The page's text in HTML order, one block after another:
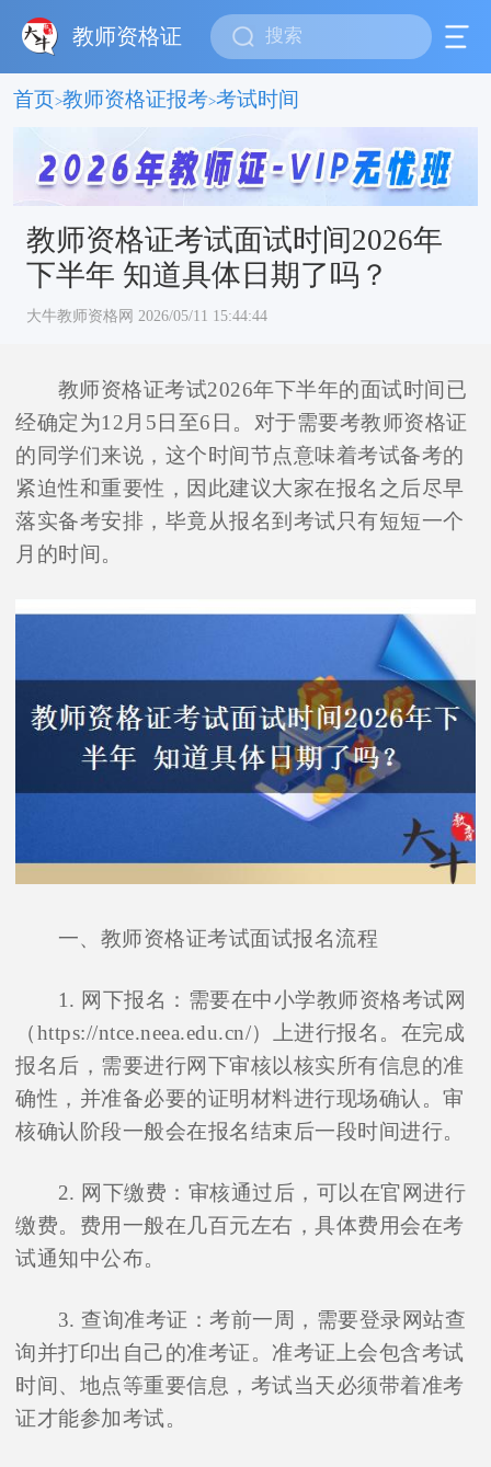
教师资格证
首页>教师资格证报考>考试时间
教师资格证考试面试时间2026年
下半年 知道具体日期了吗？
大牛教师资格网 2026/05/11 15:44:44
教师资格证考试2026年下半年的面试时间已
经确定为12月5日至6日。对于需要考教师资格证
的同学们来说，这个时间节点意味着考试备考的
紧迫性和重要性，因此建议大家在报名之后尽早
落实备考安排，毕竟从报名到考试只有短短一个
月的时间。
一、教师资格证考试面试报名流程
1. 网下报名：需要在中小学教师资格考试网
（https://ntce.neea.edu.cn/）上进行报名。在完成
报名后，需要进行网下审核以核实所有信息的准
确性，并准备必要的证明材料进行现场确认。审
核确认阶段一般会在报名结束后一段时间进行。
2. 网下缴费：审核通过后，可以在官网进行
缴费。费用一般在几百元左右，具体费用会在考
试通知中公布。
3. 查询准考证：考前一周，需要登录网站查
询并打印出自己的准考证。准考证上会包含考试
时间、地点等重要信息，考试当天必须带着准考
证才能参加考试。